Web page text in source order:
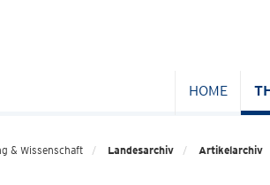
HOME
& Wissenschaft Landesarchiv Artikelarchiv